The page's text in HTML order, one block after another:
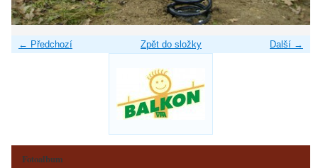
← Předchozí Další →
Zpět do složky
Fotoalbum